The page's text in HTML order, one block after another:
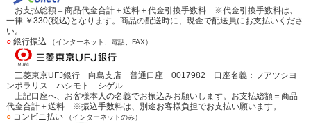
お支払総額＝商品代金合計＋送料＋代金引換手数料 ※代金引換手数料は、
一律 ￥330(税込)となります。商品の配送時に、現金で配送員にお支払いくださ
い。
○銀行振込 （インターネット、電話、FAX）
三菱東京UFJ銀行 向島支店 普通口座 0017982 口座名義：フアツシヨ
ンポラリス ハシモト シゲル
上記口座へ、お客様本人の名義でお振込みお願いします。お支払総額＝商品
代金合計＋送料 ※振込手数料は、別途お客様負担でお支払い願います。
○コンビニ払い （インターネットのみ）